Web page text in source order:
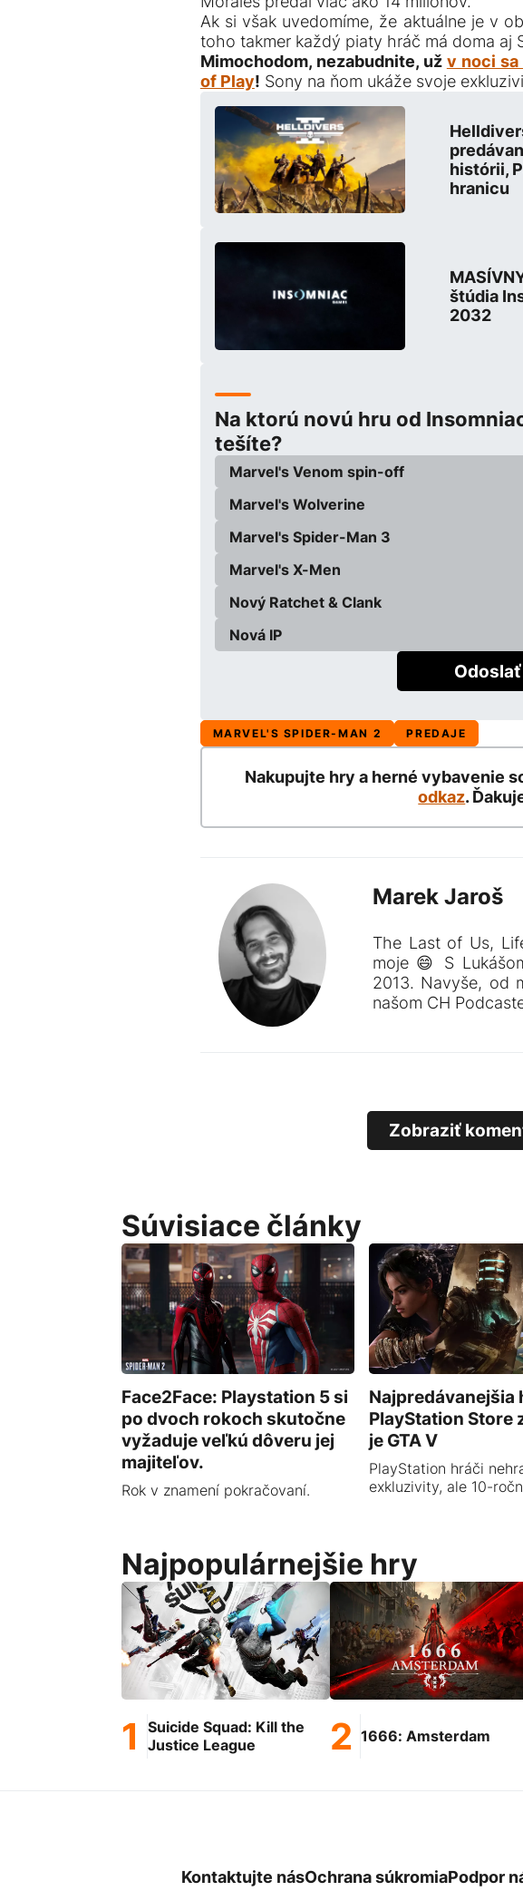
Ak si však uvedomíme, že aktuálne je v
toho takmer každý piaty hráč má doma aj
Mimochodom, nezabudnite, už v noci sa
of Play! Sony na ňom ukáže svoje
histórii,
hranicu
štúdia
2032
Na ktorú novú hru od
tešíte?
Marvel's Venom spin-off
Marvel's Wolverine
Marvel's Spider-Man 3
Marvel's X-Men
Nový Ratchet & Clank
Nová IP
Odoslať
MARVEL'S SPIDER-MAN 2 PREDAJE
Nakupujte hry a herné vybavenie
odkaz.
Marek Jaroš
The Last of Us,
moje 😄 S
2013. Navyše, od
našom CH
Zobraziť
Súvisiace články
Face2Face: Playstation 5 si
po dvoch rokoch skutočne
vyžaduje veľkú dôveru jej
majiteľov.
Rok v znamení pokračovaní.
Najpredávanejšia
PlayStation Store
je GTA V
PlayStation hráči
exkluzivity, ale 10-
Najpopulárnejšie hry
Suicide Squad: Kill the
Justice League
1666: Amsterdam
Kontaktujte násOchrana súkromiaPodpor